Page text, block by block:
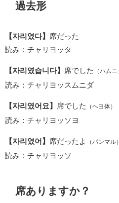
過去形
【자리였다】
席だった
読み：チャリヨッタ
【자리였습니다】 席でした （ハムニ
読み：チャリヨッスムニダ
【자리였어요】 席でした （ヘヨ体）
読み：チャリヨッソヨ
【자리였어】 席だったよ （パンマル）
読み：チャリヨッソ
席ありますか？